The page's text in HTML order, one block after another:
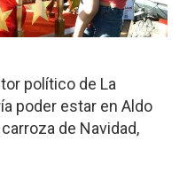
político de La
poder estar en Aldo
de Navidad,